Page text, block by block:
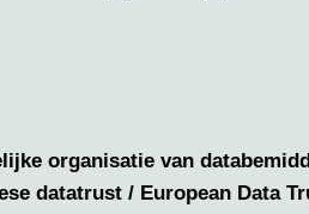
organisatie van
datatrust / European Data